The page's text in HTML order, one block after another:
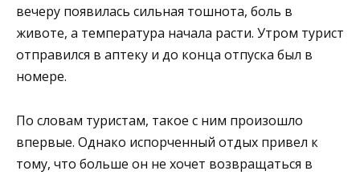
вечеру появилась сильная тошнота, боль в
животе, а температура начала расти. Утром турист
отправился в аптеку и до конца отпуска был в
номере.
По словам туристам, такое с ним произошло
впервые. Однако испорченный отдых привел к
тому, что больше он не хочет возвращаться в